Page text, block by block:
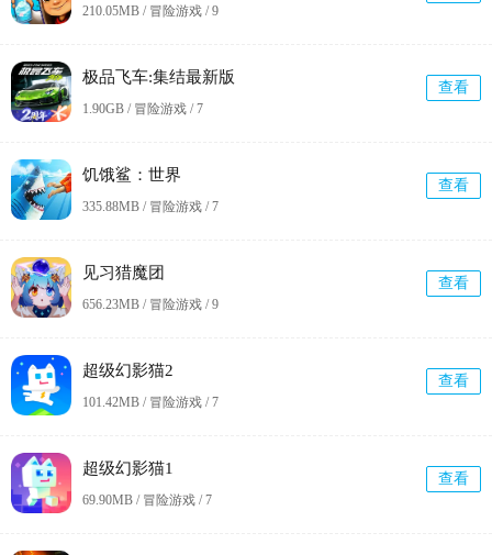
210.05MB / 冒险游戏 /9
极品飞车:集结最新版
1.90GB / 冒险游戏 /7
查看
饥饿鲨：世界
335.88MB / 冒险游戏 /7
查看
见习猎魔团
656.23MB / 冒险游戏 /9
查看
超级幻影猫2
101.42MB / 冒险游戏 /7
查看
超级幻影猫1
69.90MB / 冒险游戏 /7
查看